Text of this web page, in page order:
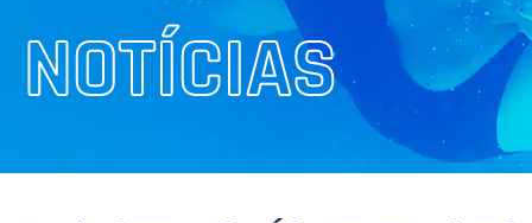
NOTÍCIAS